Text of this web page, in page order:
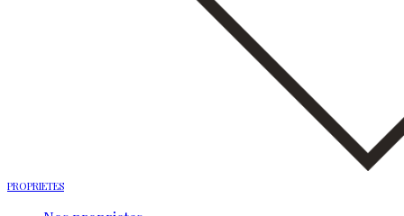
PROPRIETES